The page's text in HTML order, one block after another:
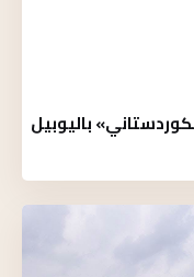
باليوبيل